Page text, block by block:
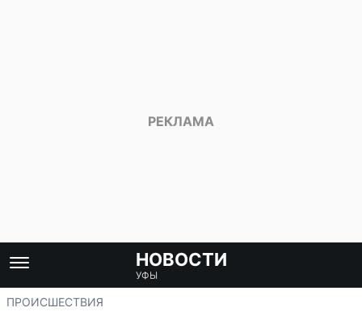
НОВОСТИ
УФЫ
ПРОИСШЕСТВИЯ